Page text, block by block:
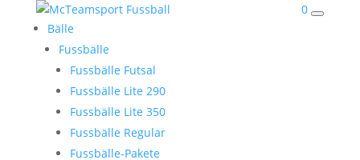
0
Bälle
Fussbälle
Fussbälle Futsal
Fussbälle Lite 290
Fussbälle Lite 350
Fussbälle Regular
Fussbälle-Pakete